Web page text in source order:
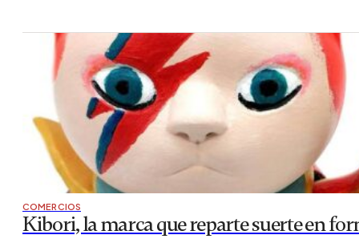
COMERCIOS
Kibori, la marca que reparte suerte en